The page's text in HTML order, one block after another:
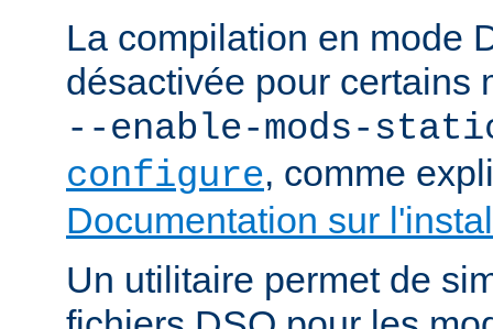
La compilation en mode
désactivée pour certains
--enable-mods-
configure, comme
Documentation sur
Un utilitaire permet de